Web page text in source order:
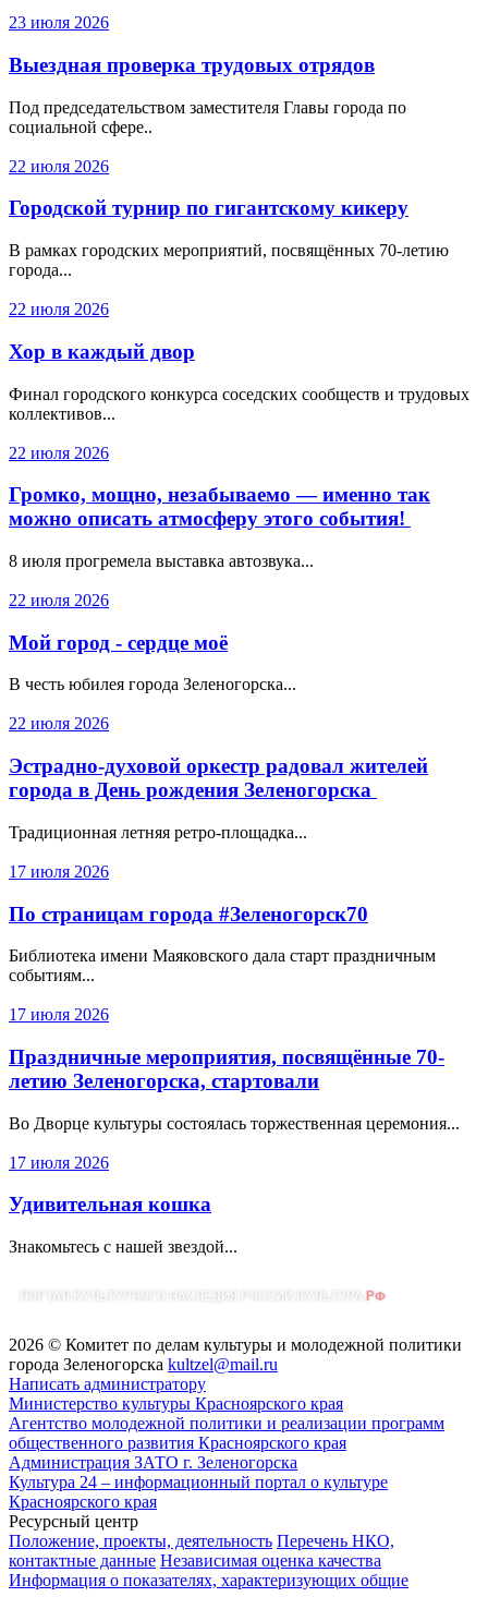
23 июля 2026
Выездная проверка трудовых отрядов
Под председательством заместителя Главы города по
социальной сфере..
22 июля 2026
Городской турнир по гигантскому кикеру
В рамках городских мероприятий, посвящённых 70-летию
города...
22 июля 2026
Хор в каждый двор
Финал городского конкурса соседских сообществ и трудовых
коллективов...
22 июля 2026
Громко, мощно, незабываемо — именно так
можно описать атмосферу этого события!
8 июля прогремела выставка автозвука...
22 июля 2026
Мой город - сердце моё
В честь юбилея города Зеленогорска...
22 июля 2026
Эстрадно-духовой оркестр радовал жителей
города в День рождения Зеленогорска
Традиционная летняя ретро-площадка...
17 июля 2026
По страницам города #Зеленогорск70
Библиотека имени Маяковского дала старт праздничным
событиям...
17 июля 2026
Праздничные мероприятия, посвящённые 70-
летию Зеленогорска, стартовали
Во Дворце культуры состоялась торжественная церемония...
17 июля 2026
Удивительная кошка
Знакомьтесь с нашей звездой...
2026 © Комитет по делам культуры и молодежной политики
города Зеленогорска kultzel@mail.ru
Написать администратору
Министерство культуры Красноярского края
Агентство молодежной политики и реализации программ
общественного развития Красноярского края
Администрация ЗАТО г. Зеленогорска
Культура 24 – информационный портал о культуре
Красноярского края
Ресурсный центр
Положение, проекты, деятельность Перечень НКО,
контактные данные Независимая оценка качества
Информация о показателях, характеризующих общие